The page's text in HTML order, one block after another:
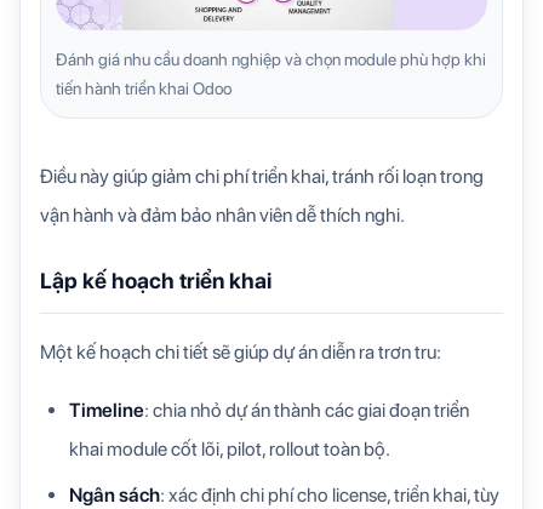
Đánh giá nhu cầu doanh nghiệp và chọn module phù hợp khi
tiến hành triển khai Odoo
Điều này giúp giảm chi phí triển khai, tránh rối loạn trong
vận hành và đảm bảo nhân viên dễ thích nghi.
Lập kế hoạch triển khai
Một kế hoạch chi tiết sẽ giúp dự án diễn ra trơn tru:
Timeline: chia nhỏ dự án thành các giai đoạn triển
khai module cốt lõi, pilot, rollout toàn bộ.
Ngân sách: xác định chi phí cho license, triển khai, tùy